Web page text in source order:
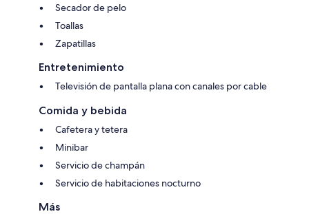
Secador de pelo
Toallas
Zapatillas
Entretenimiento
Televisión de pantalla plana con canales por cable
Comida y bebida
Cafetera y tetera
Minibar
Servicio de champán
Servicio de habitaciones nocturno
Más